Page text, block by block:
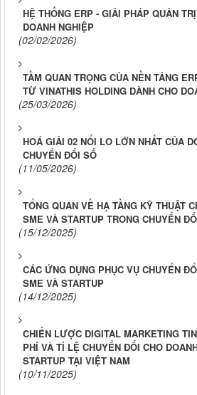
HỆ THỐNG ERP - GIẢI PHÁP QUẢN
DOANH NGHIỆP
(02/02/2026)
TẦM QUAN TRỌNG CỦA NỀN TẢNG
TỪ VINATHIS HOLDING DÀNH CHO
(25/03/2026)
HOÁ GIẢI 02 NỔI LO LỚN NHẤT CỦA
CHUYỂN ĐỔI SỐ
(11/05/2026)
TỔNG QUAN VỀ HẠ TẦNG KỸ THUẬT
SME VÀ STARTUP TRONG CHUYỂN
(15/12/2025)
CÁC ỨNG DỤNG PHỤC VỤ CHUYỂN
SME VÀ STARTUP
(14/12/2025)
CHIẾN LƯỢC DIGITAL MARKETING
PHÍ VÀ TỈ LỆ CHUYỂN ĐỔI CHO
STARTUP TẠI VIỆT NAM
(10/11/2025)